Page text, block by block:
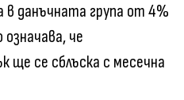
данъчната група от 4%
че
ще се сблъска с месечна